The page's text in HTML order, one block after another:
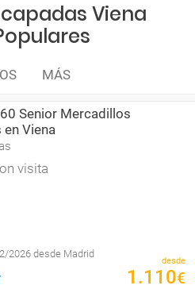
Viena
MÁS
Senior Mercadillos
en Viena
visita
2026 desde Madrid
desde
1 .110€